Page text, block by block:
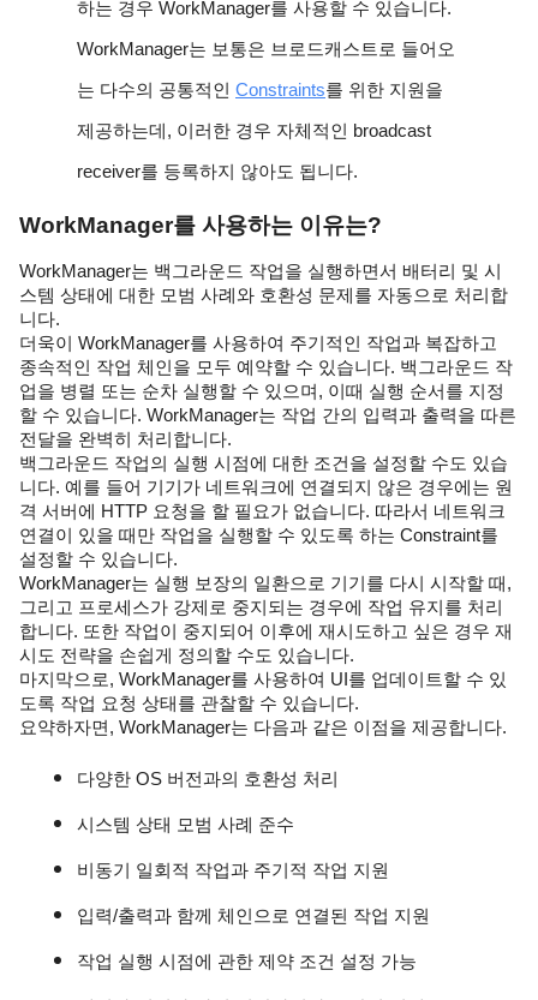
하는 경우 WorkManager를 사용할 수 있습니다.
WorkManager는 보통은 브로드캐스트로 들어오
는 다수의 공통적인 Constraints를 위한 지원을
제공하는데, 이러한 경우 자체적인 broadcast
receiver를 등록하지 않아도 됩니다.
WorkManager를 사용하는 이유는?
WorkManager는 백그라운드 작업을 실행하면서 배터리 및 시
스템 상태에 대한 모범 사례와 호환성 문제를 자동으로 처리합
니다.
더욱이 WorkManager를 사용하여 주기적인 작업과 복잡하고
종속적인 작업 체인을 모두 예약할 수 있습니다. 백그라운드 작
업을 병렬 또는 순차 실행할 수 있으며, 이때 실행 순서를 지정
할 수 있습니다. WorkManager는 작업 간의 입력과 출력을 따른
전달을 완벽히 처리합니다.
백그라운드 작업의 실행 시점에 대한 조건을 설정할 수도 있습
니다. 예를 들어 기기가 네트워크에 연결되지 않은 경우에는 원
격 서버에 HTTP 요청을 할 필요가 없습니다. 따라서 네트워크
연결이 있을 때만 작업을 실행할 수 있도록 하는 Constraint를
설정할 수 있습니다.
WorkManager는 실행 보장의 일환으로 기기를 다시 시작할 때,
그리고 프로세스가 강제로 중지되는 경우에 작업 유지를 처리
합니다. 또한 작업이 중지되어 이후에 재시도하고 싶은 경우 재
시도 전략을 손쉽게 정의할 수도 있습니다.
마지막으로, WorkManager를 사용하여 UI를 업데이트할 수 있
도록 작업 요청 상태를 관찰할 수 있습니다.
요약하자면, WorkManager는 다음과 같은 이점을 제공합니다.
다양한 OS 버전과의 호환성 처리
시스템 상태 모범 사례 준수
비동기 일회적 작업과 주기적 작업 지원
입력/출력과 함께 체인으로 연결된 작업 지원
작업 실행 시점에 관한 제약 조건 설정 가능